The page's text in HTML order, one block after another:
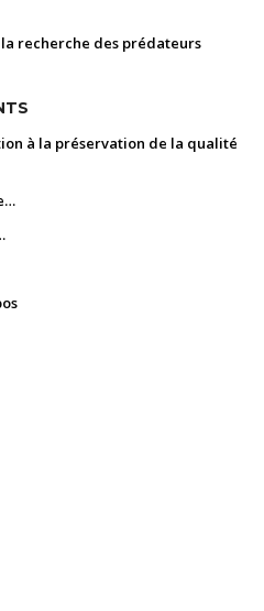
recherche des prédateurs
à la préservation de la qualité